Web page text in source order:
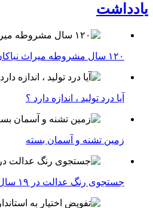
یادداشت
۱۲۰ سال مشروطه میراث نیاکان
آیا درد تولید ، اندازه دارد ؟
زمین تشنه و آسمان بسته
جستجوی رنگ عدالت در ۱۹ سال حبس